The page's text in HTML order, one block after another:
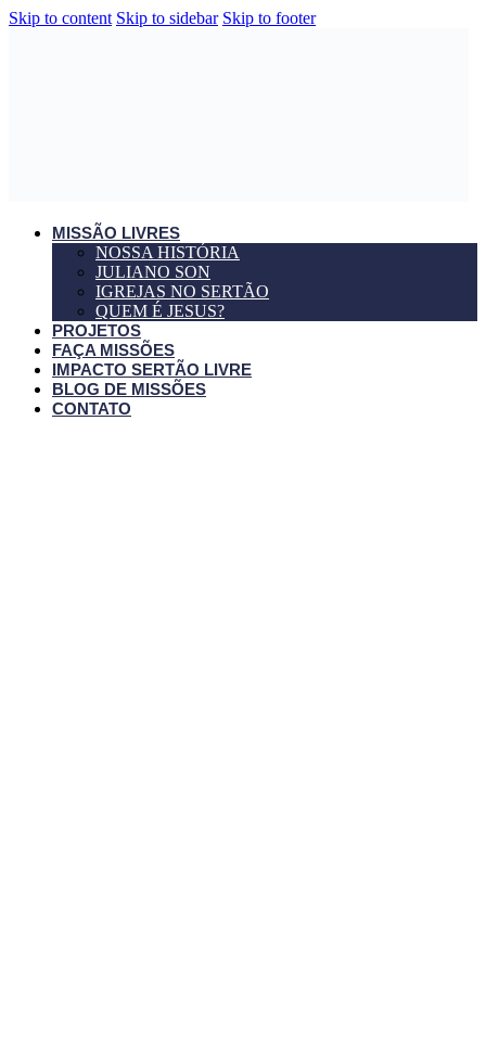
Skip to content Skip to sidebar Skip to footer
MISSÃO LIVRES
NOSSA HISTÓRIA
JULIANO SON
IGREJAS NO SERTÃO
QUEM É JESUS?
PROJETOS
FAÇA MISSÕES
IMPACTO SERTÃO LIVRE
BLOG DE MISSÕES
CONTATO